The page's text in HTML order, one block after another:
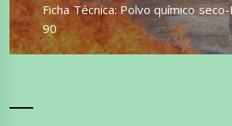
Entrada
siguiente:
Ficha Técnica: Polvo químico seco-
90